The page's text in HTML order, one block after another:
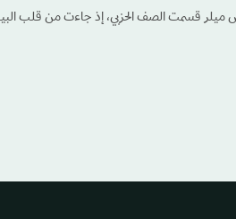
ميلر قسمت الصف الحزبي، إذ جاءت من قلب